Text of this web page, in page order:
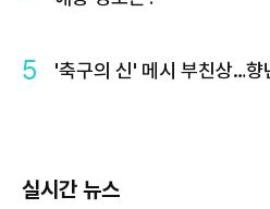
5 '축구의 신' 메시 부친상…향
실시간 뉴스